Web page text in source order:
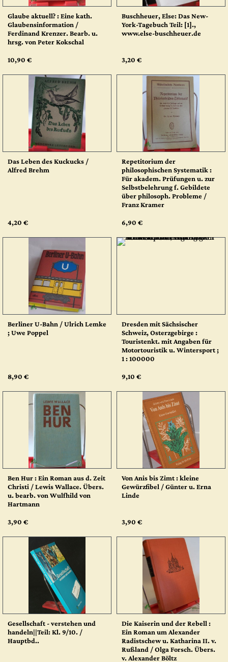
Glaube aktuell? : Eine kath.
Glaubensinformation /
Ferdinand Krenzer. Bearb. u.
hrsg. von Peter Kokschal
10,90 €
Buschheuer, Else: Das New-
York-Tagebuch Teil: [1].,
www.else-buschheuer.de
3,20 €
Das Leben des Kuckucks /
Alfred Brehm
4,20 €
Repetitorium der
philosophischen Systematik :
Für akadem. Prüfungen u. zur
Selbstbelehrung f. Gebildete
über philosoph. Probleme /
Franz Kramer
6,90 €
Berliner U-Bahn / Ulrich Lemke
; Uwe Poppel
8,90 €
Dresden mit Sächsischer
Schweiz, Osterzgebirge :
Touristenkt. mit Angaben für
Motortouristik u. Wintersport ;
1 : 100000
9,10 €
Ben Hur : Ein Roman aus d. Zeit
Christi / Lewis Wallace. Übers.
u. bearb. von Wulfhild von
Hartmann
3,90 €
Von Anis bis Zimt : kleine
Gewürzfibel / Günter u. Erna
Linde
3,90 €
Gesellschaft - verstehen und
handeln||Teil: Kl. 9/10. /
Hauptbd..
Die Kaiserin und der Rebell :
Ein Roman um Alexander
Radistschew u. Katharina II. v.
Rußland / Olga Forsch. Übers.
v. Alexander Böltz